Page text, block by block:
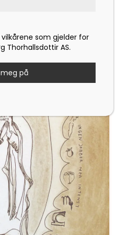
som gjelder for
Thorhallsdottir AS.
på